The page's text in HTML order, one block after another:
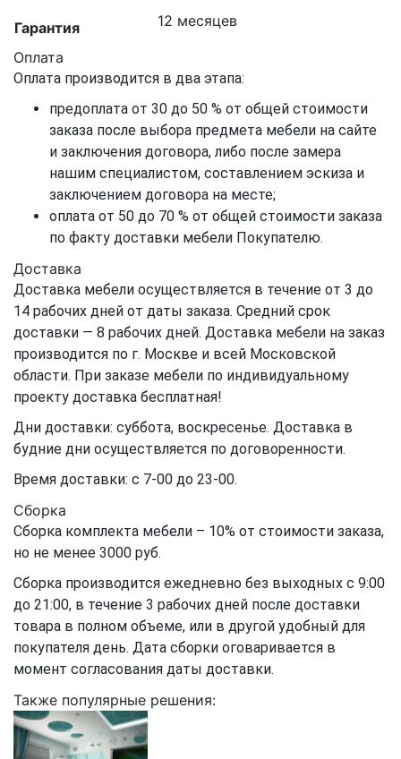
Гарантия 12 месяцев
Оплата
Оплата производится в два этапа:
предоплата от 30 до 50 % от общей стоимости
заказа после выбора предмета мебели на сайте
и заключения договора, либо после замера
нашим специалистом, составлением эскиза и
заключением договора на месте;
оплата от 50 до 70 % от общей стоимости заказа
по факту доставки мебели Покупателю.
Доставка
Доставка мебели осуществляется в течение от 3 до
14 рабочих дней от даты заказа. Средний срок
доставки — 8 рабочих дней. Доставка мебели на заказ
производится по г. Москве и всей Московской
области. При заказе мебели по индивидуальному
проекту доставка бесплатная!
Дни доставки: суббота, воскресенье. Доставка в
будние дни осуществляется по договоренности.
Время доставки: с 7-00 до 23-00.
Сборка
Сборка комплекта мебели – 10% от стоимости заказа,
но не менее 3000 руб.
Сборка производится ежедневно без выходных с 9:00
до 21:00, в течение 3 рабочих дней после доставки
товара в полном объеме, или в другой удобный для
покупателя день. Дата сборки оговаривается в
момент согласования даты доставки.
Также популярные решения: